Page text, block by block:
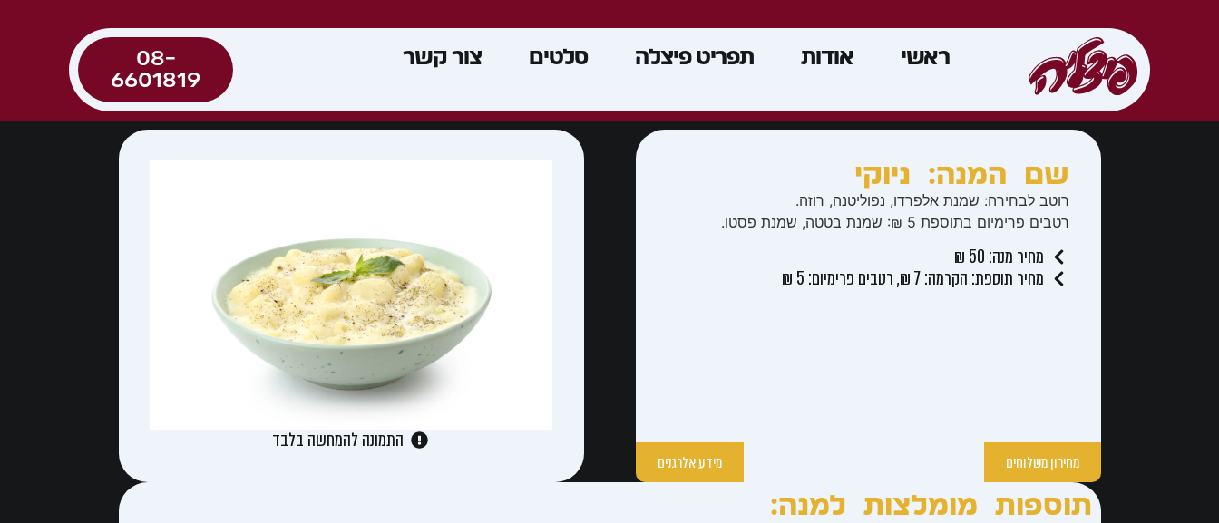
ראשי אודות תפריט פיצלה סלטים צור קשר
08-
6601819
שם המנה: ניוקי
רוטב לבחירה: שמנת אלפרדו, נפוליטנה, רוזה.
רטבים פרימיום בתוספת 5 ₪: שמנת בטטה, שמנת פסטו.
מחיר מנה: 50 ₪
מחיר תוספת: הקרמה: 7 ₪, רטבים פרימיום: 5 ₪
מידע אלרגנים מחירון משלוחים
התמונה להמחשה בלבד
תוספות מומלצות למנה: